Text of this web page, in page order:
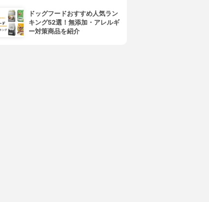
ドッグフードおすすめ人気ラン
キング52選！無添加・アレルギ
ー対策商品を紹介